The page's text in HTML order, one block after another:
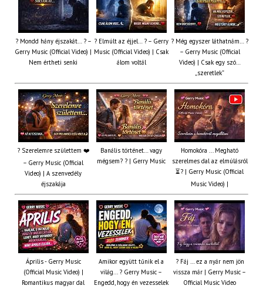
? Mondd hány éjszakát… ? –
Gerry Music (Official Video) |
Nem értheti senki
? Elmúlt az éjjel… ? – Gerry
Music (Official Video) | Csak
álom voltál
? Még egyszer láthatnám… ?
– Gerry Music (Official
Video) | Csak egy szó…
„szeretlek”
? Szerelemre születtem ❤️
– Gerry Music (Official
Video) | A szenvedély
éjszakája
Banális történet… vagy
mégsem? ? | Gerry Music
Homokóra ... Megható
szerelmes dal az elmúlásról
⏳? | Gerry Music (Official
Music Video) |
Április - Gerry Music
(Official Music Video) |
Romantikus magyar dal
Amikor együtt tűnik el a
világ... ? Gerry Music –
Engedd, hogy én vezesselek
? Fáj … ez a nyár nem jön
vissza már | Gerry Music –
Official Music Video